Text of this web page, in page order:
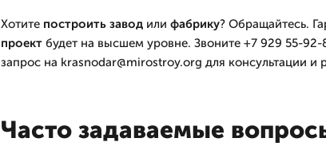
Хотите построить заводили фабрику? Обращайтесь.
проектбудет на высшем уровне. Звоните +7 929 55-92-
запрос на krasnodar@mirostroy.org для консультации и
Часто задаваемые